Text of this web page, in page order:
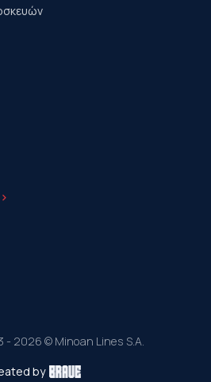
2026 © Minoan Lines S.A.
by